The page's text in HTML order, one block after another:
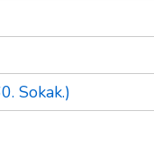
Sokak.)